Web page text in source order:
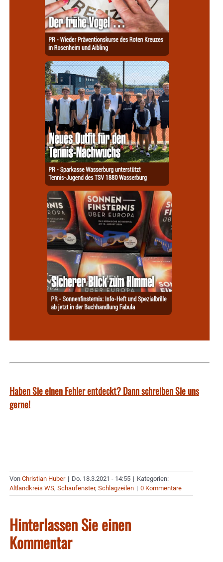
Haben Sie einen Fehler entdeckt? Dann schreiben Sie uns
gerne!
Von Christian Huber | Do. 18.3.2021 - 14:55 | Kategorien:
Altlandkreis WS, Schaufenster, Schlagzeilen | 0 Kommentare
Hinterlassen Sie einen
Kommentar